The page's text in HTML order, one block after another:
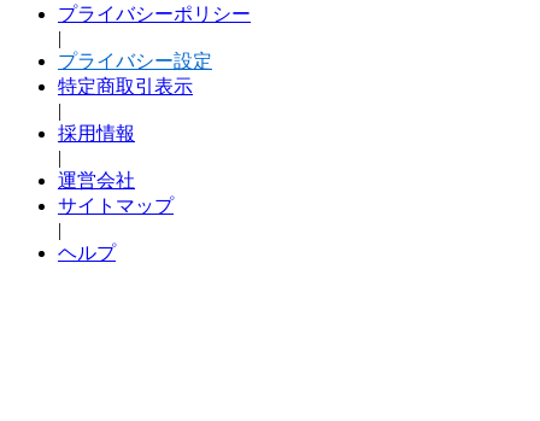
プライバシーポリシー
|
プライバシー設定
特定商取引表示
|
採用情報
|
運営会社
サイトマップ
|
ヘルプ